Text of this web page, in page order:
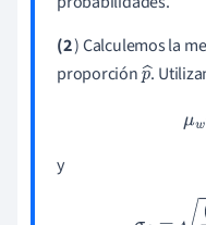
(2) Calculemos la
proporciónp.
y
=(